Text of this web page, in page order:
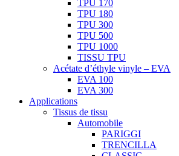
TPU 170
TPU 180
TPU 300
TPU 500
TPU 1000
TISSU TPU
Acétate d’éthyle vinyle – EVA
EVA 100
EVA 300
Applications
Tissus de tissu
Automobile
PARIGGI
TRENCILLA